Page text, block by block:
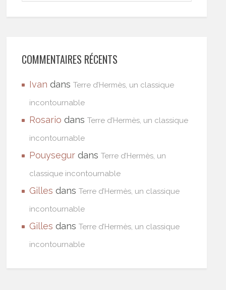
COMMENTAIRES RÉCENTS
Ivan dansTerre d’Hermès, un classique
incontournable
Rosario dansTerre d’Hermès, un classique
incontournable
Pouysegur dansTerre d’Hermès, un
classique incontournable
Gilles dansTerre d’Hermès, un classique
incontournable
Gilles dansTerre d’Hermès, un classique
incontournable